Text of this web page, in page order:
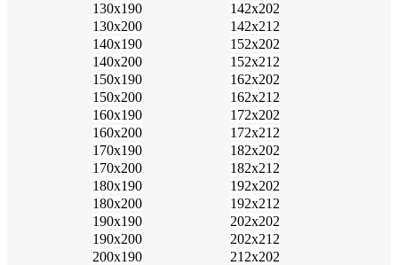
130х190
142х202
130х200
142х212
140х190
152х202
140х200
152х212
150х190
162х202
150х200
162х212
160х190
172х202
160х200
172х212
170х190
182х202
170х200
182х212
180х190
192х202
180х200
192х212
190х190
202х202
190х200
202х212
200х190
212х202